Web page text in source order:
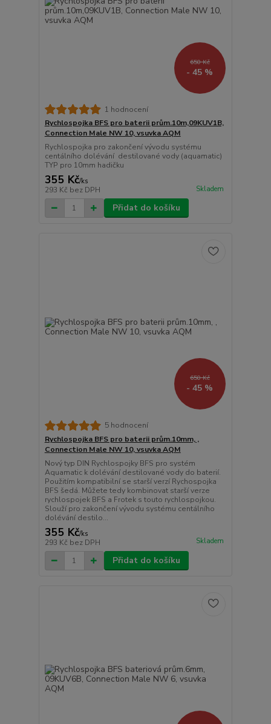
650 Kč
- 45 %
1 hodnocení
Rychlospojka BFS pro baterii prům.10m,09KUV1B,
Connection Male NW 10, vsuvka AQM
Rychlospojka pro zakončení vývodu systému
centálního dolévání destilované vody (aquamatic)
TYP pro 10mm hadičku
355 Kč/ks
293 Kč bez DPH Skladem
Přidat do košíku
650 Kč
- 45 %
5 hodnocení
Rychlospojka BFS pro baterii prům.10mm, ,
Connection Male NW 10, vsuvka AQM
Nový typ DIN Rychlospojky BFS pro systém
Aquamatic k dolévání destilované vody do baterií.
Použitím kompatibilní se starší verzí Rychospojka
BFS šedá. Můžete tedy kombinovat starší verze
rychlospojek BFS a Frotek s touto rychlospojkou.
Slouží pro zakončení vývodu systému centálního
dolévání destilo...
355 Kč/ks
293 Kč bez DPH Skladem
Přidat do košíku